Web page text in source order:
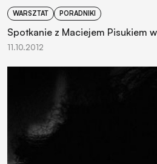
WARSZTAT PORADNIKI
Spotkanie z Maciejem Pisukiem
11.10.2012